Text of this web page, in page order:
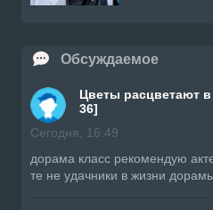
Обсуждаемое
Цветы расцветают
36]
Сегодня, 16:49
дорама класс рекомендую
те не удачники в жизни